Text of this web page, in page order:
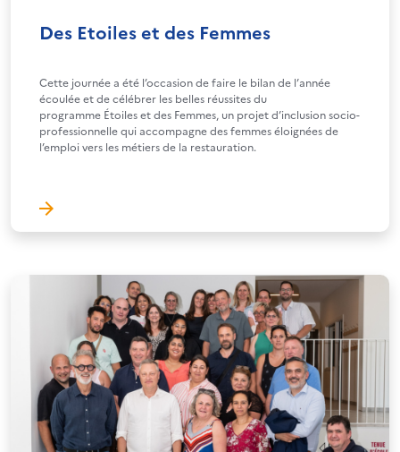
Des Etoiles et des Femmes
Cette journée a été l’occasion de faire le bilan de l’année
écoulée et de célébrer les belles réussites du
programme Étoiles et des Femmes, un projet d’inclusion socio-
professionnelle qui accompagne des femmes éloignées de
l’emploi vers les métiers de la restauration.